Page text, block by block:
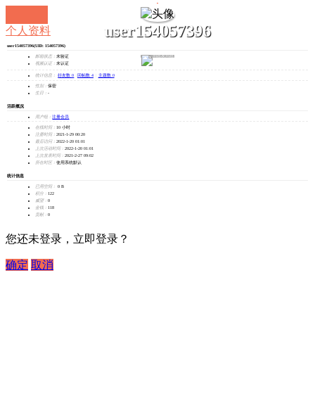
user154057396
发消息
个人资料
user154057396(UID: 154057396)
邮箱状态： 未验证
视频认证： 未认证
统计信息： 好友数 0 回帖数 4 主题数 0
性别： 保密
生日： -
活跃概况
用户组： 注册会员
在线时间： 10 小时
注册时间： 2021-1-29 00:20
最后访问： 2022-1-20 01:01
上次活动时间： 2022-1-20 01:01
上次发表时间： 2021-2-27 09:02
所在时区： 使用系统默认
统计信息
已用空间：
0 B
积分： 122
威望： 0
金钱： 118
贡献： 0
您还未登录，立即登录？
确定 取消